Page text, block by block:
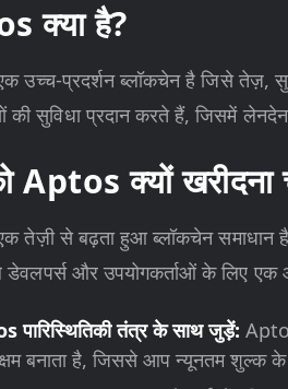
क्या है?
उच्च-प्रदर्शन ब्लॉकचेन है जिसे तेज़,
की सुविधा प्रदान करते हैं, जिसमें
Aptos क्यों खरीदना
तेज़ी से बढ़ता हुआ ब्लॉकचेन समाधान
और उपयोगकर्ताओं के लिए एक
पारिस्थितिकी तंत्र के साथ जुड़ें:
बनाता है, जिससे आप न्यूनतम शुल्क के